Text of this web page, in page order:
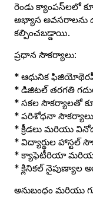
రెండు క్యాంపస్‌లలో
అభ్యాస అవసరాలను
కల్పించబడ్డాయి.
ప్రధాన సౌకర్యాలు:
* ఆధునిక
* డిజిటల్ తరగతి
* సకల సౌకర్యాలతో
* పరిశోధనా
* క్రీడలు మరియు
* విద్యార్థుల హాస్టల్
* క్యాఫెటీరియా మరియు
* క్లినికల్ నైపుణ్యాల
అనుబంధం మరియు